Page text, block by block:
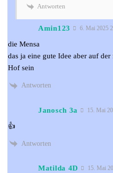
Antworten
Amin123 6. Mai 2025
die Mensa
das ja eine gute Idee aber auf
Hof sein
Antworten
Janosch 3a 15. Mai
👍
Antworten
Matilda 4D 15. Mai